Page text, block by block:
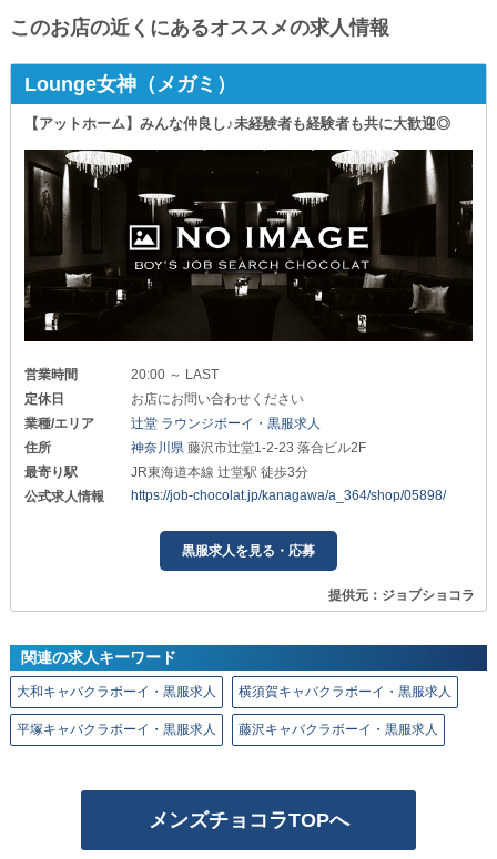
このお店の近くにあるオススメの求人情報
Lounge女神（メガミ）
【アットホーム】みんな仲良し♪未経験者も経験者も共に大歓迎◎
営業時間
20:00 ～ LAST
定休日
お店にお問い合わせください
業種/エリア
辻堂 ラウンジボーイ・黒服求人
住所
神奈川県藤沢市辻堂1-2-23 落合ビル2F
最寄り駅
JR東海道本線 辻堂駅 徒歩3分
公式求人情報
https://job-chocolat.jp/kanagawa/a_364/shop/05898/
黒服求人を見る・応募
提供元：ジョブショコラ
関連の求人キーワード
大和キャバクラボーイ・黒服求人 横須賀キャバクラボーイ・黒服求人
平塚キャバクラボーイ・黒服求人 藤沢キャバクラボーイ・黒服求人
メンズチョコラTOPへ